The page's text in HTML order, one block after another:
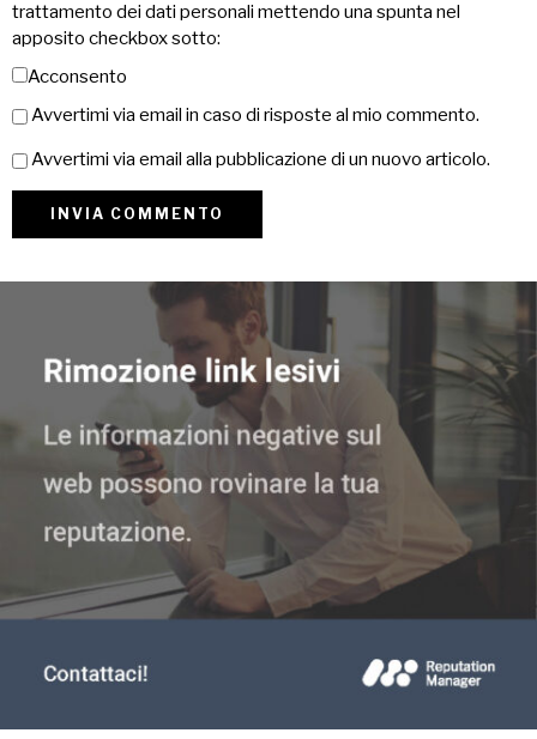
trattamento dei dati personali mettendo una spunta nel
apposito checkbox sotto:
Acconsento
Avvertimi via email in caso di risposte al mio commento.
Avvertimi via email alla pubblicazione di un nuovo articolo.